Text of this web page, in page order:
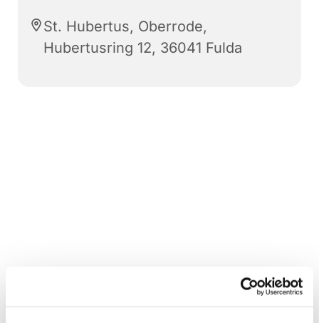
St. Hubertus, Oberrode,
Hubertusring 12, 36041 Fulda